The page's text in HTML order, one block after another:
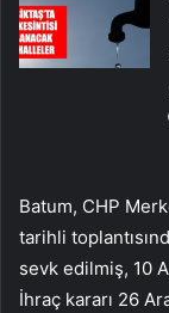
Batum, CHP
tarihli
sevk edilmiş, 10
İhraç kararı 26